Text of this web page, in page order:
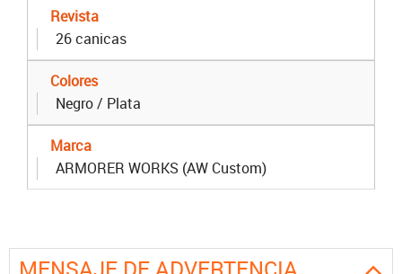
Revista
26 canicas
Colores
Negro / Plata
Marca
ARMORER WORKS (AW Custom)